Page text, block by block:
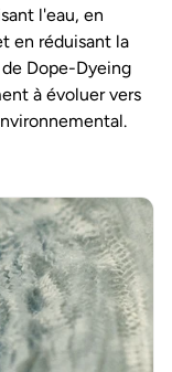
l'eau, en
en réduisant la
Dope-Dyeing
à évoluer vers